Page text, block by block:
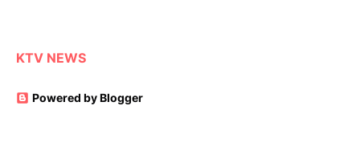
KTV NEWS
Powered by Blogger